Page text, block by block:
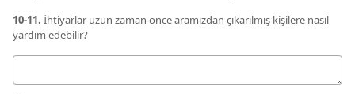
10-11. İhtiyarlar uzun zaman önce aramızdan çıkarılmış kişilere nasıl
yardım edebilir?